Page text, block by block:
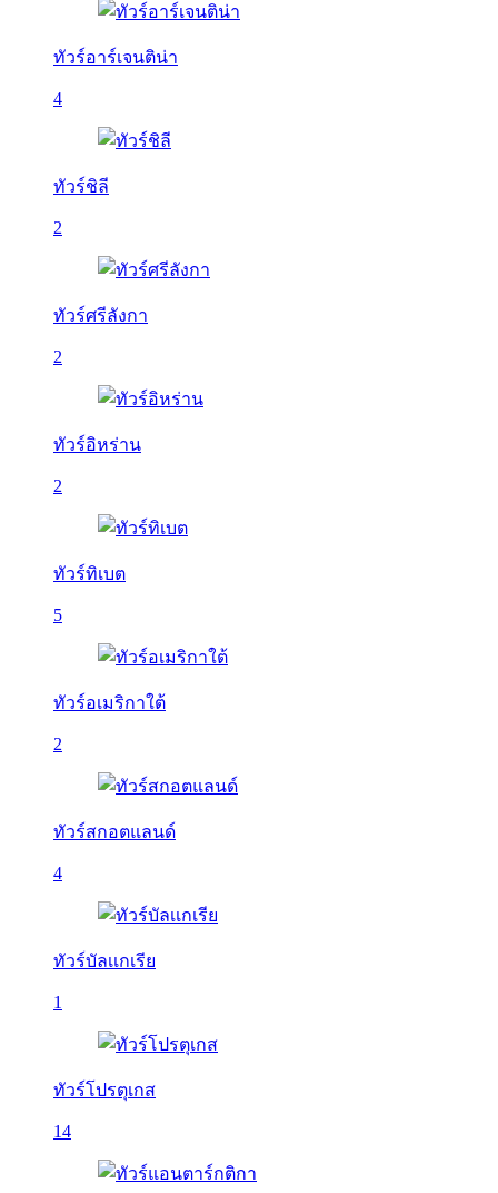
ทัวร์อาร์เจนติน่า
4
ทัวร์ชิลี
2
ทัวร์ศรีลังกา
2
ทัวร์อิหร่าน
2
ทัวร์ทิเบต
5
ทัวร์อเมริกาใต้
2
ทัวร์สกอตแลนด์
4
ทัวร์บัลเเกเรีย
1
ทัวร์โปรตุเกส
14